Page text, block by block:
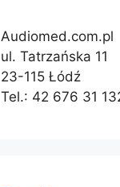
Audiomed.com.pl
ul. Tatrzańska 11
23-115 Łódź
Tel.: 42 676 31